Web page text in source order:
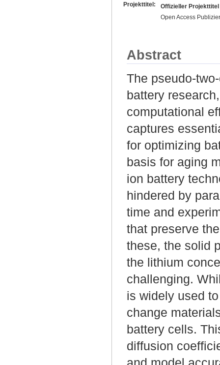
Projekttitel:
Offizieller Projekttitel
Open Access
Abstract
The pseudo-
battery
computational
captures
for optimizing
basis for aging
ion battery
hindered by
time and
that preserve
these, the solid
the lithium
challenging.
is widely used
change
battery cells.
diffusion